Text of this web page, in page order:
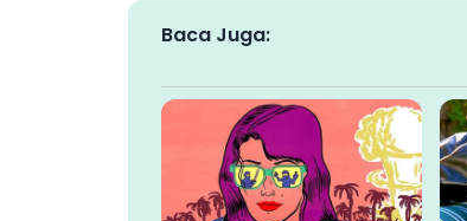
Baca Juga: